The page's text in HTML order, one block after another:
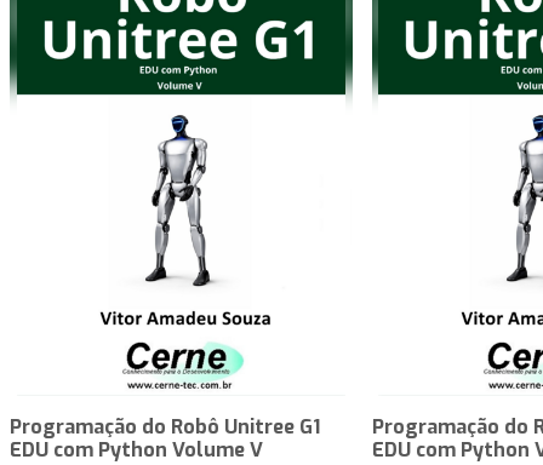
Programação do Robô Unitree G1
EDU com Python Volume V
Programação do
EDU com Python